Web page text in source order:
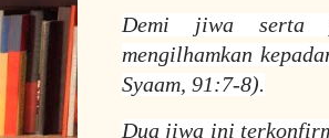
Demi jiwa serta
mengilhamkan
Syaam, 91:7-8).
Dua jiwa ini